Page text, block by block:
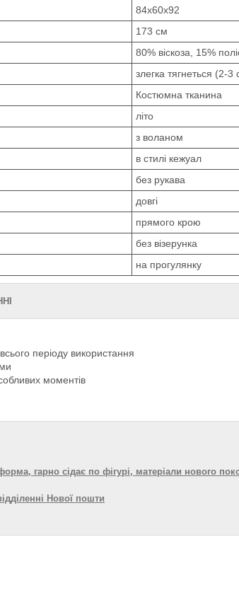
84х60х92
173 см
80% віскоза, 15%
злегка тягнеться (2-3
Костюмна тканина
літо
з воланом
в стилі кежуал
без рукава
довгі
прямого крою
без візерунка
на прогулянку
періоду використання
моментів
гарно сідає по фігурі, матеріали нового
Нової пошти